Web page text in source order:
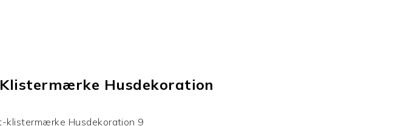
Klistermærke Husdekoration